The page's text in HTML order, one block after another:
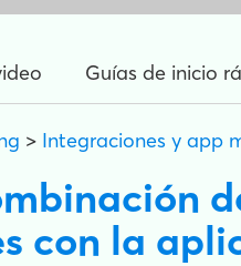
Guías de inicio
> Integraciones y app
con la